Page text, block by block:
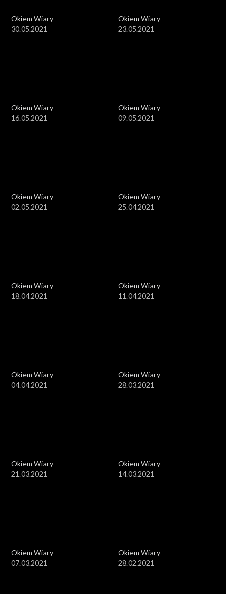
Okiem Wiary
30.05.2021
Okiem Wiary
23.05.2021
Okiem Wiary
16.05.2021
Okiem Wiary
09.05.2021
Okiem Wiary
02.05.2021
Okiem Wiary
25.04.2021
Okiem Wiary
18.04.2021
Okiem Wiary
11.04.2021
Okiem Wiary
04.04.2021
Okiem Wiary
28.03.2021
Okiem Wiary
21.03.2021
Okiem Wiary
14.03.2021
Okiem Wiary
07.03.2021
Okiem Wiary
28.02.2021